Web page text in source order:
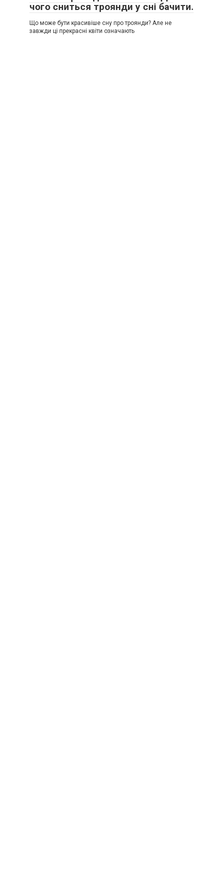
чого сниться троянди у сні бачити.
Що може бути красивіше сну про троянди? Але не
завжди ці прекрасні квіти означають